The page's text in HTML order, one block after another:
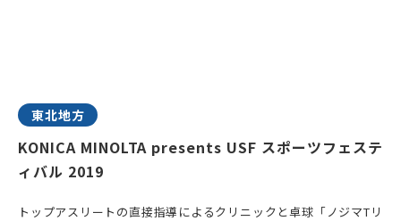
東北地方
KONICA MINOLTA presents USF スポーツフェステ
ィバル 2019
トップアスリートの直接指導によるクリニックと卓球「ノジマTリ